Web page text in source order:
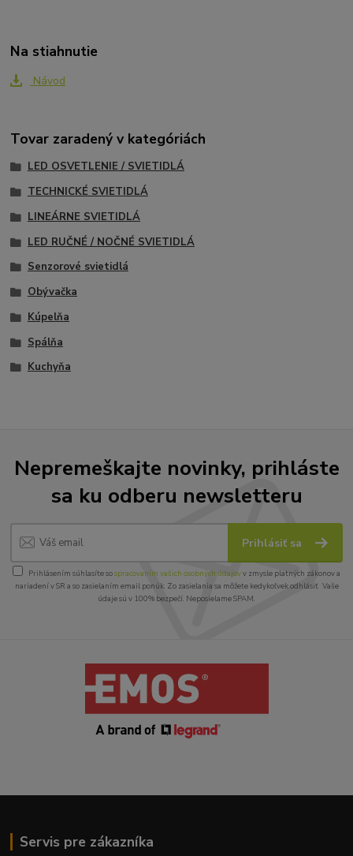
Na stiahnutie
Návod
Tovar zaradený v kategóriách
LED OSVETLENIE / SVIETIDLÁ
TECHNICKÉ SVIETIDLÁ
LINEÁRNE SVIETIDLÁ
LED RUČNÉ / NOČNÉ SVIETIDLÁ
Senzorové svietidlá
Obývačka
Kúpelňa
Spálňa
Kuchyňa
Nepremeškajte novinky, prihláste
sa ku odberu newsletteru
Prihlásiť sa
Prihlásením súhlasíte sospracovaním vašich osobných údajovv zmysle platných zákonov a
nariadení v SR a so zasielaním email ponúk. Zo zasielania sa môžete kedykoľvek odhlásiť. Vaše
údaje sú v 100% bezpečí. Neposielame SPAM.
Servis pre zákazníka